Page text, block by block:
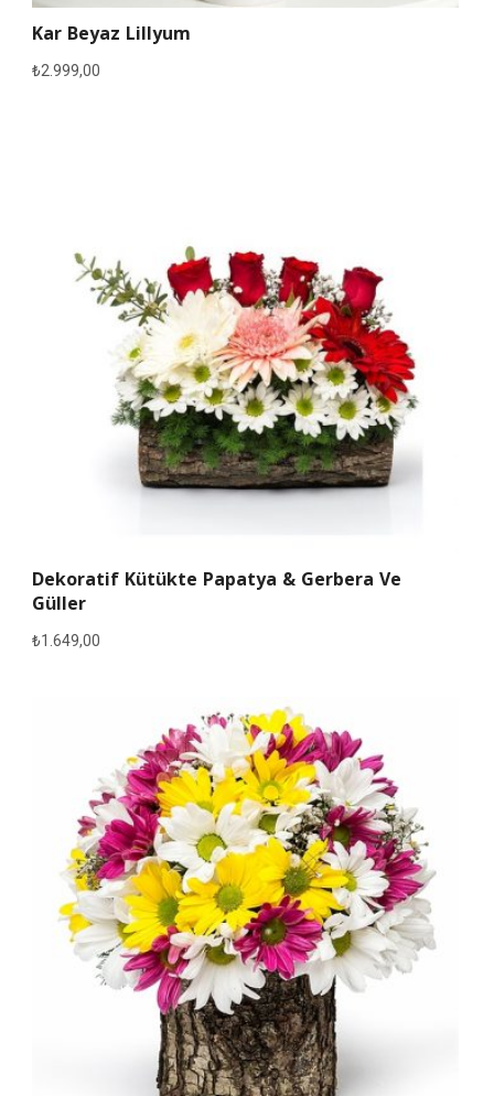
Kar Beyaz Lillyum
₺2.999,00
Dekoratif Kütükte Papatya & Gerbera Ve
Güller
₺1.649,00